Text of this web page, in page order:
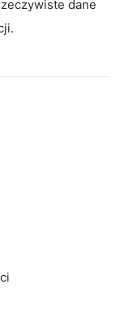
dane